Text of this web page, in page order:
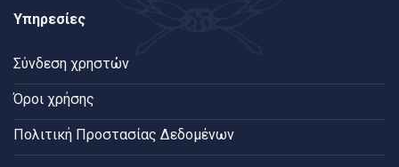
Υπηρεσίες
Σύνδεση χρηστών
Όροι χρήσης
Πολιτική Προστασίας Δεδομένων